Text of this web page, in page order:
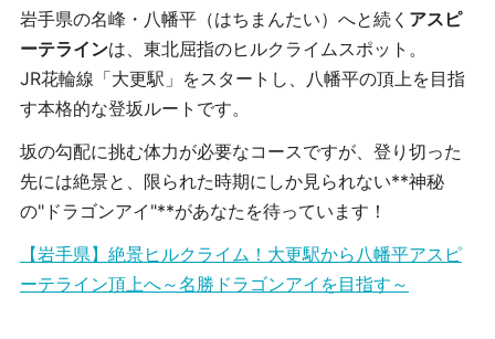
岩手県の名峰・八幡平（はちまんたい）へと続く アスピ
ーテラインは、東北屈指のヒルクライムスポット。
JR花輪線「大更駅」をスタートし、八幡平の頂上を目指
す本格的な登坂ルートです。
坂の勾配に挑む体力が必要なコースですが、登り切った
先には絶景と、限られた時期にしか見られない**神秘
の"ドラゴンアイ"**があなたを待っています！
【岩手県】絶景ヒルクライム！大更駅から八幡平アスピ
ーテライン頂上へ～名勝ドラゴンアイを目指す～